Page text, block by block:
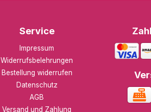
Service
Impressum
Widerrufsbelehrungen
Bestellung widerrufen
Datenschutz
AGB
Versand und Zahlung